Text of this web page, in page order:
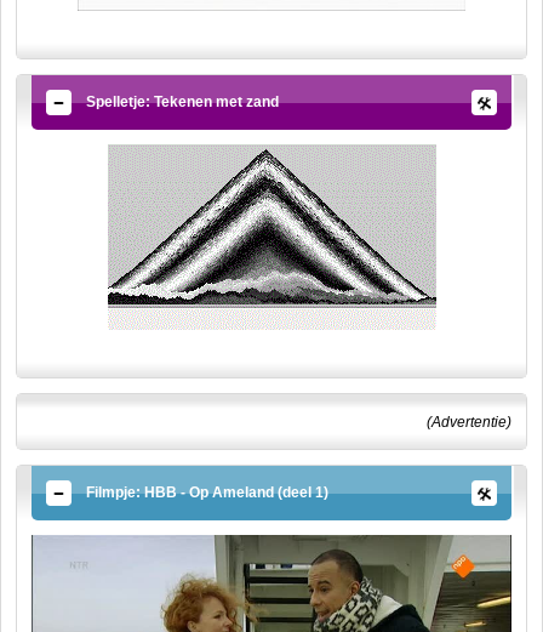
Spelletje: Tekenen met zand
(Advertentie)
Filmpje: HBB - Op Ameland (deel 1)